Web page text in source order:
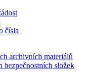
čísla
archivních materiálů
složek